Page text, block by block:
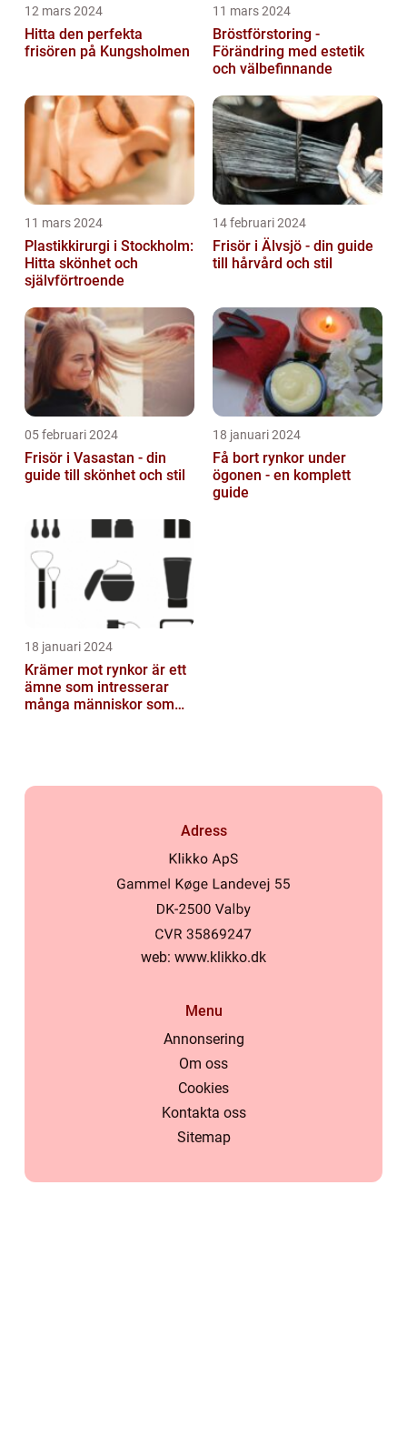
12 mars 2024
Hitta den perfekta
frisören på Kungsholmen
11 mars 2024
Bröstförstoring -
Förändring med estetik
och välbefinnande
11 mars 2024
Plastikkirurgi i Stockholm:
Hitta skönhet och
självförtroende
14 februari 2024
Frisör i Älvsjö - din guide
till hårvård och stil
05 februari 2024
Frisör i Vasastan - din
guide till skönhet och stil
18 januari 2024
Få bort rynkor under
ögonen - en komplett
guide
18 januari 2024
Krämer mot rynkor är ett
ämne som intresserar
många människor som
Adress
web: www.klikko.dk
Menu
Annonsering
Om oss
Cookies
Kontakta oss
Sitemap